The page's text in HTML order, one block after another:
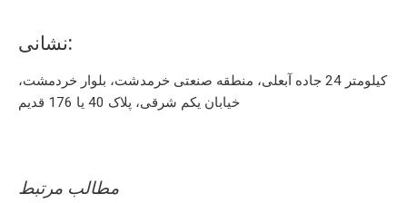
نشانی:
کیلومتر 24 جاده آبعلی، منطقه صنعتی خرمدشت، بلوار خردمشت،
خیابان یکم شرقی، پلاک 40 یا 176 قدیم
مطالب مرتبط